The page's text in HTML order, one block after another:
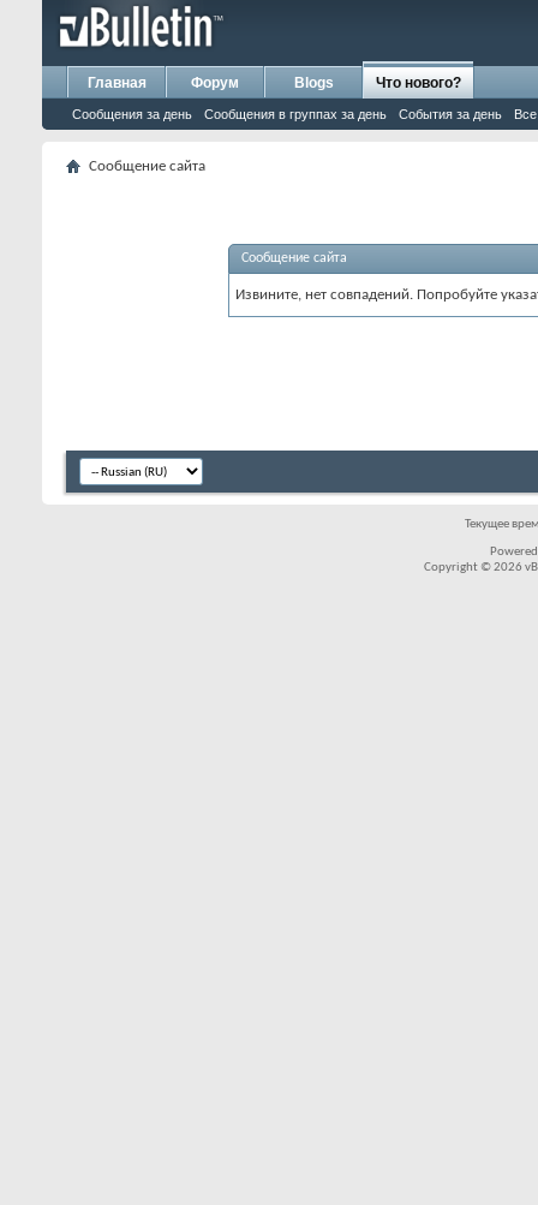
Главная Форум Blogs Что нового?
Сообщения за день Сообщения в группах за день События за день
Сообщение сайта
Сообщение сайта
Извините, нет совпадений. Попробуйте
Текущее
Copyright © 2026